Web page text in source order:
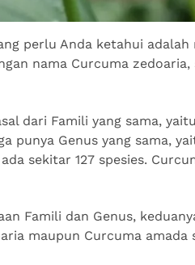
perlu Anda ketahui
nama Curcuma
dari Famili yang sama,
punya Genus yang sama,
sekitar 127 spesies.
Famili dan Genus,
maupun Curcuma amada